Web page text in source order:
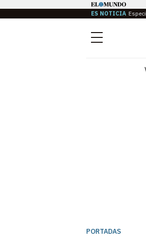
ES NOTICIA
Menú
PORTADAS